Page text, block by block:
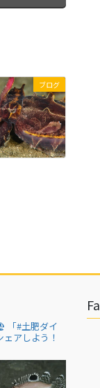
ブログ
「#土肥ダイ
アしよう！